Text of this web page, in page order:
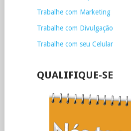
Trabalhe com Marketing
Trabalhe com Divulgação
Trabalhe com seu Celular
QUALIFIQUE-SE